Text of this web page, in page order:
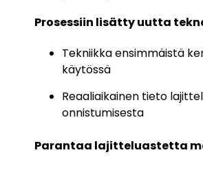
Prosessiin lisätty uutta
Tekniikka ensimmäistä
käytössä
Reaaliaikainen tieto
onnistumisesta
Parantaa lajitteluastetta